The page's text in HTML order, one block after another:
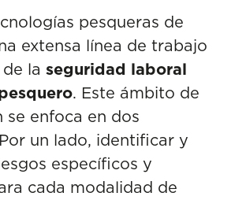
de pesca con
pesqueras de
extensa línea de trabajo
la seguridad laboral
. Este ámbito de
se enfoca en dos
un lado, identificar y
específicos y
cada modalidad de